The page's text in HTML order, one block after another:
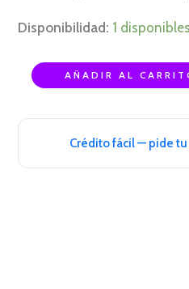
Disponibilidad: 1 disponibles
AÑADIR AL
Crédito fácil — pide